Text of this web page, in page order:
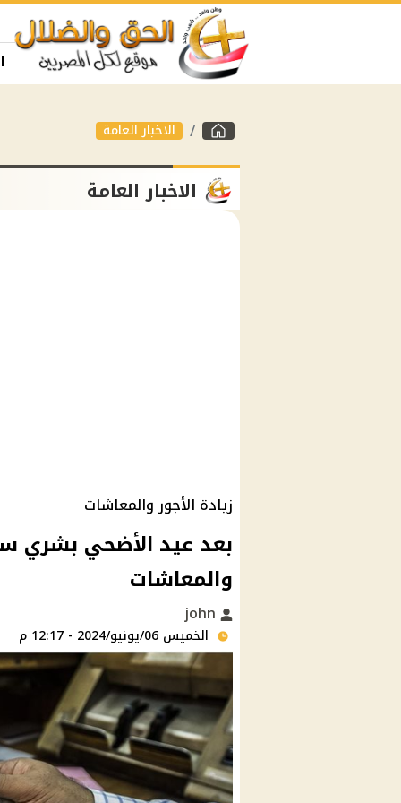
الاخبار العامة
الاخبار العامة
زيادة الأجور والمعاشات
بعد عيد الأضحي بشري
والمعاشات
الخميس 06/يونيو/2024 - 12:17 م